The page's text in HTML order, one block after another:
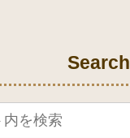
Search